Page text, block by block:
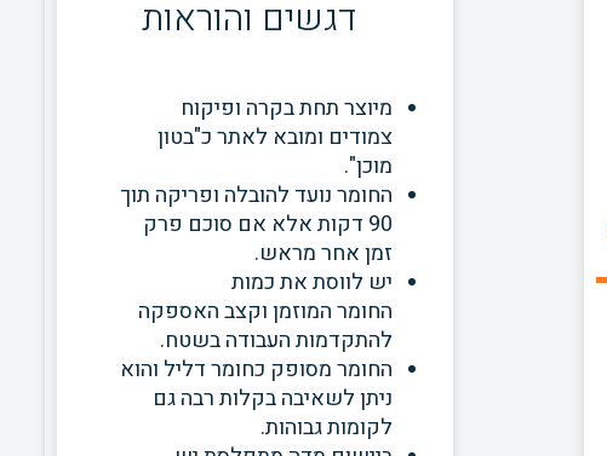
דגשים והוראות
מיוצר תחת בקרה ופיקוח
צמודים ומובא לאתר כ"בטון
מוכן".
החומר נועד להובלה ופריקה תוך
90 דקות אלא אם סוכם פרק
זמן אחר מראש.
יש לווסת את כמות
החומרהמוזמן וקצב האספקה
להתקדמות העבודה בשטח.
החומר מסופק כחומר דליל והוא
ניתן לשאיבה בקלות רבה גם
לקומות גבוהות.